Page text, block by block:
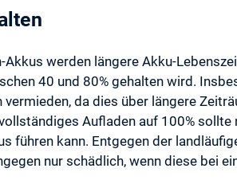
werden längere Akku-
40 und 80% gehalten wird.
da dies über längere
Aufladen auf 100% sollte
führen kann. Entgegen der
nur schädlich, wenn diese bei